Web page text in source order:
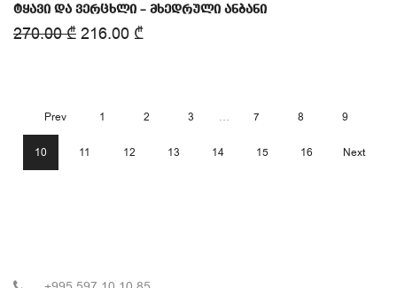
ტყავი და ვერცხლი – მხედრული ანბანი
270.00₾ 216.00 ₾
Prev 1 2 3 … 7 8 9
10 11 12 13 14 15 16 Next